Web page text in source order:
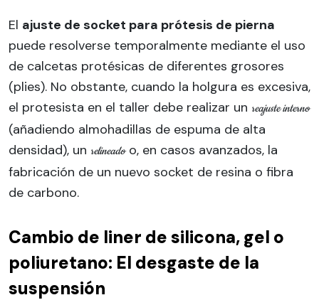
El ajuste de socket para prótesis de pierna
puede resolverse temporalmente mediante el uso
de calcetas protésicas de diferentes grosores
(plies). No obstante, cuando la holgura es excesiva,
el protesista en el taller debe realizar un reajuste interno
(añadiendo almohadillas de espuma de alta
densidad), un relineadoo, en casos avanzados, la
fabricación de un nuevo socket de resina o fibra
de carbono.
Cambio de liner de silicona, gel o
poliuretano: El desgaste de la
suspensión